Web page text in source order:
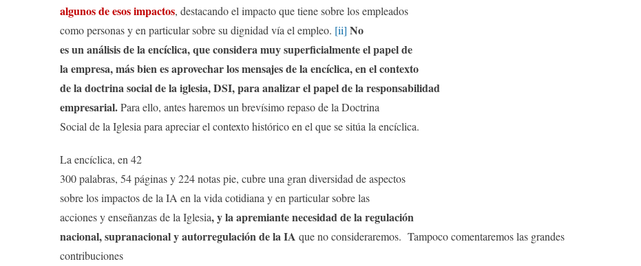
algunos de esos impactos, destacando el impacto que tiene sobre los empleados
como personas y en particular sobre su dignidad vía el empleo. [ii] No
es un análisis de la encíclica, que considera muy superficialmente el papel de
la empresa, más bien es aprovechar los mensajes de la encíclica, en el contexto
de la doctrina social de la iglesia, DSI, para analizar el papel de la responsabilidad
empresarial.Para ello, antes haremos un brevísimo repaso de la Doctrina
Social de la Iglesia para apreciar el contexto histórico en el que se sitúa la encíclica.
La encíclica, en 42
300 palabras, 54 páginas y 224 notas pie, cubre una gran diversidad de aspectos
sobre los impactos de la IA en la vida cotidiana y en particular sobre las
acciones y enseñanzas de la Iglesia, y la apremiante necesidad de la regulación
nacional, supranacional y autorregulación de la IA que no consideraremos. Tampoco comentaremos las grandes
contribuciones